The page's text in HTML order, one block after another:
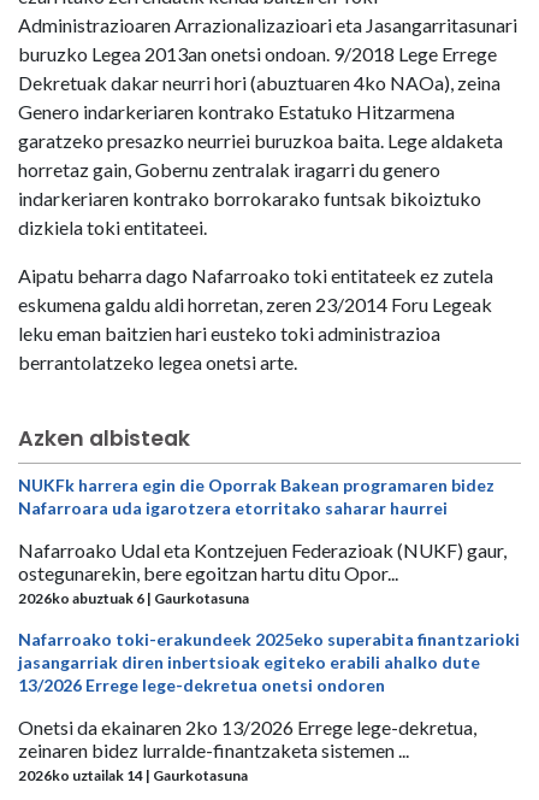
Administrazioaren Arrazionalizazioari eta Jasangarritasunari
buruzko Legea 2013an onetsi ondoan. 9/2018 Lege Errege
Dekretuak dakar neurri hori (abuztuaren 4ko NAOa), zeina
Genero indarkeriaren kontrako Estatuko Hitzarmena
garatzeko presazko neurriei buruzkoa baita. Lege aldaketa
horretaz gain, Gobernu zentralak iragarri du genero
indarkeriaren kontrako borrokarako funtsak bikoiztuko
dizkiela toki entitateei.
Aipatu beharra dago Nafarroako toki entitateek ez zutela
eskumena galdu aldi horretan, zeren 23/2014 Foru Legeak
leku eman baitzien hari eusteko toki administrazioa
berrantolatzeko legea onetsi arte.
Azken albisteak
NUKFk harrera egin die Oporrak Bakean programaren bidez
Nafarroara uda igarotzera etorritako saharar haurrei
Nafarroako Udal eta Kontzejuen Federazioak (NUKF) gaur,
ostegunarekin, bere egoitzan hartu ditu Opor...
2026ko abuztuak 6 | Gaurkotasuna
Nafarroako toki-erakundeek 2025eko superabita finantzarioki
jasangarriak diren inbertsioak egiteko erabili ahalko dute
13/2026 Errege lege-dekretua onetsi ondoren
Onetsi da ekainaren 2ko 13/2026 Errege lege-dekretua,
zeinaren bidez lurralde-finantzaketa sistemen ...
2026ko uztailak 14 | Gaurkotasuna